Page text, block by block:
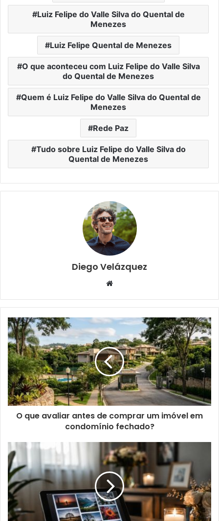
Luiz Felipe do Valle Silva do Quental de
Menezes
Luiz Felipe Quental de Menezes
O que aconteceu com Luiz Felipe do Valle Silva
do Quental de Menezes
Quem é Luiz Felipe do Valle Silva do Quental de
Menezes
Rede Paz
Tudo sobre Luiz Felipe do Valle Silva do
Quental de Menezes
Diego Velázquez
Website
O que avaliar antes de comprar um imóvel em
condomínio fechado?